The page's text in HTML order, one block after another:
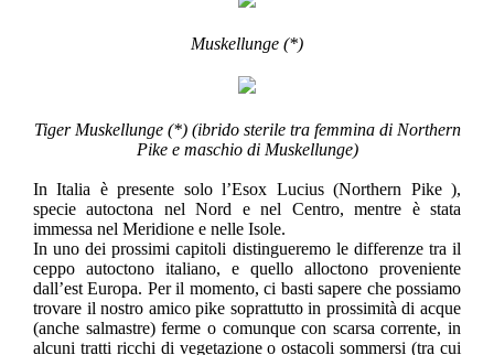
Muskellunge (*)
Tiger Muskellunge (*) (ibrido sterile tra femmina di Northern
Pike e maschio di Muskellunge)
In Italia è presente solo l’Esox Lucius (Northern Pike ),
specie autoctona nel Nord e nel Centro, mentre è stata
immessa nel Meridione e nelle Isole.
In uno dei prossimi capitoli distingueremo le differenze tra il
ceppo autoctono italiano, e quello alloctono proveniente
dall’est Europa. Per il momento, ci basti sapere che possiamo
trovare il nostro amico pike soprattutto in prossimità di acque
(anche salmastre) ferme o comunque con scarsa corrente, in
alcuni tratti ricchi di vegetazione o ostacoli sommersi (tra cui